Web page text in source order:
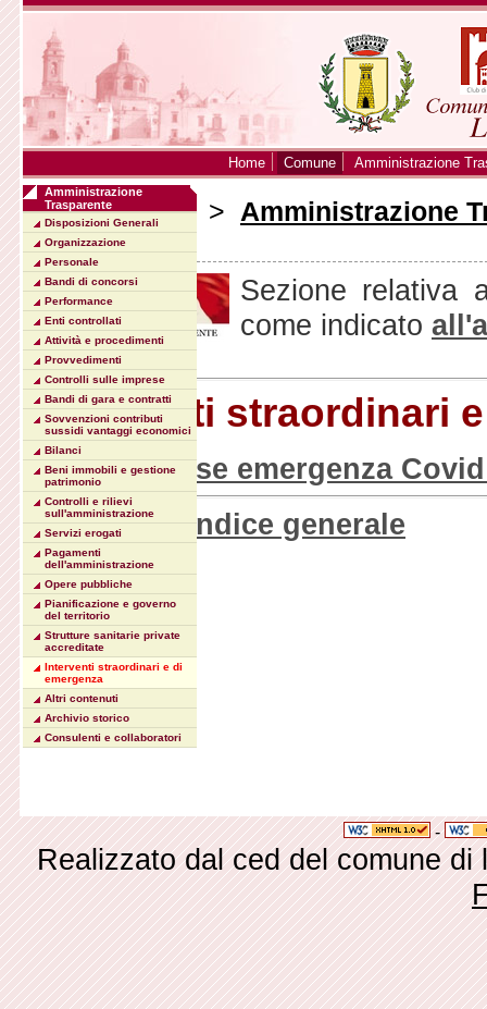
Home Comune Amministrazione
Sei in:Home> Amministrazione
emergenza
Sezione relativa
come indicato
Interventi straordinari
2020_Spese emergenza
Torna all'indice generale
Amministrazione
Trasparente
Disposizioni Generali
Organizzazione
Personale
Bandi di concorsi
Performance
Enti controllati
Attività e procedimenti
Provvedimenti
Controlli sulle imprese
Bandi di gara e contratti
Sovvenzioni contributi
sussidi vantaggi economici
Bilanci
Beni immobili e gestione
patrimonio
Controlli e rilievi
sull'amministrazione
Servizi erogati
Pagamenti
dell'amministrazione
Opere pubbliche
Pianificazione e governo
del territorio
Strutture sanitarie private
accreditate
Interventi straordinari e di
emergenza
Altri contenuti
Archivio storico
Consulenti e collaboratori
-
Realizzato dal ced del comune